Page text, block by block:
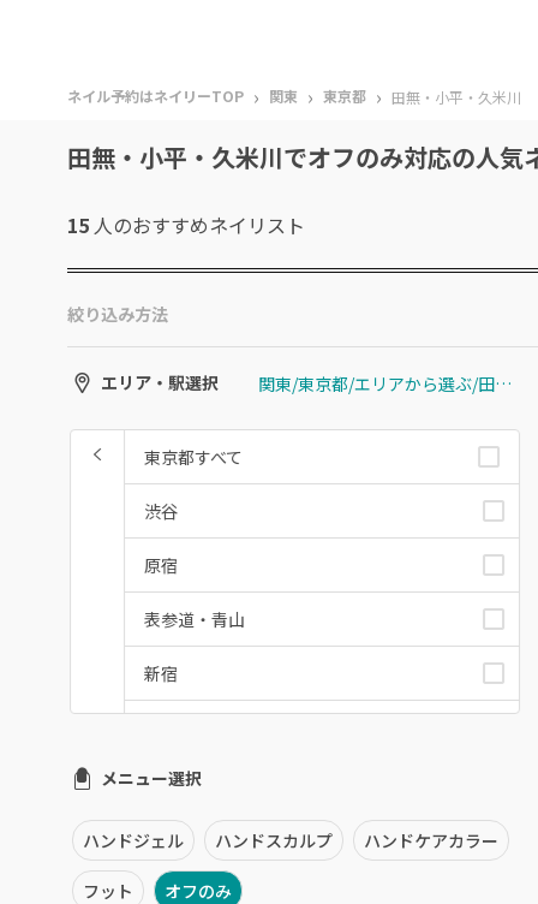
ネイル予約はネイリーTOP › 関東 › 東京都 › 田無・小平・久米川
田無・小平・久米川でオフのみ対応の人気
15 人のおすすめネイリスト
絞り込み方法
エリア・駅選択 関東/東京都/エリアから選ぶ/田無・小平・久米川
東京都すべて
渋谷
原宿
表参道・青山
新宿
銀座・新橋・有楽町
恵比寿・代官山・中目黒
自由が丘・学芸大学
メニュー選択
ハンドジェル ハンドスカルプ ハンドケアカラー
フット オフのみ